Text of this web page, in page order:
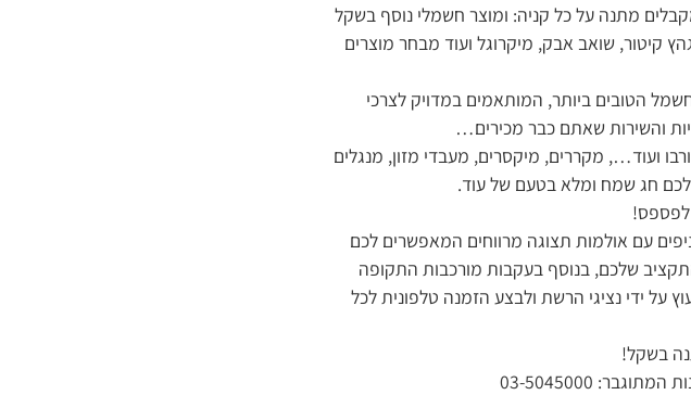
מתנה על כל קניה: ומוצר חשמלי נוסף בשקל
קיטור, שואב אבק, מיקרוגל ועוד מבחר מוצרים
הטובים ביותר, המותאמים במדויק לצרכי
והשירות שאתם כבר מכירים…
ועוד…, מקררים, מיקסרים, מעבדי מזון, מנגלים
לכם חג שמח ומלא בטעם של עוד.
לפספס!
החשמל והמיזוג בהנהלה חרדית בפריסה ארצית של 7 סניפים עם אולמות תצוגה מרווחים המאפשרים לכם
שלכם, בנוסף בעקבות מורכבות התקופה
על ידי נציגי הרשת ולבצע הזמנה טלפונית לכל
בשקל!
03-5045000